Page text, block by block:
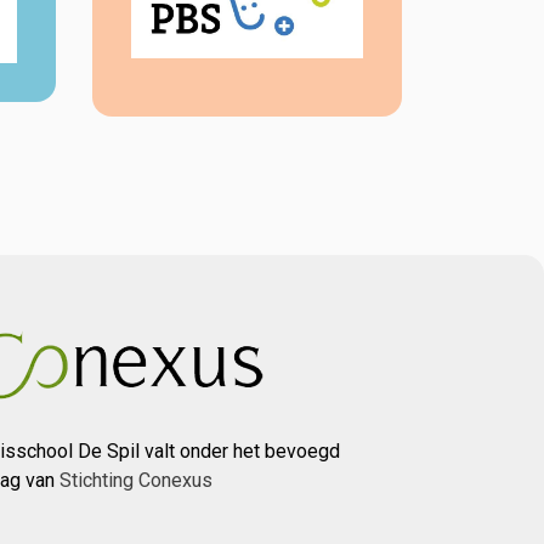
De Spil valt onder het bevoegd
vanStichting Conexus